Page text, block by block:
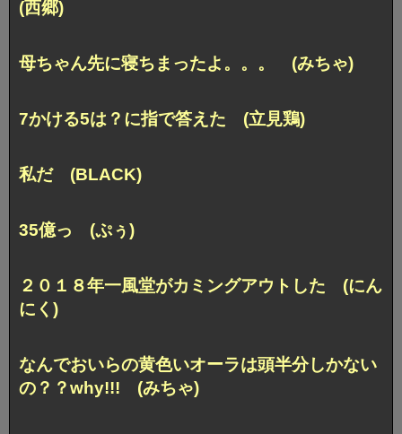
(西郷)
母ちゃん先に寝ちまったよ。。。 (みちゃ)
7かける5は？に指で答えた (立見鶏)
私だ (BLACK)
35億っ (ぷぅ)
２０１８年一風堂がカミングアウトした (にん
にく)
なんでおいらの黄色いオーラは頭半分しかない
の？？why!!! (みちゃ)